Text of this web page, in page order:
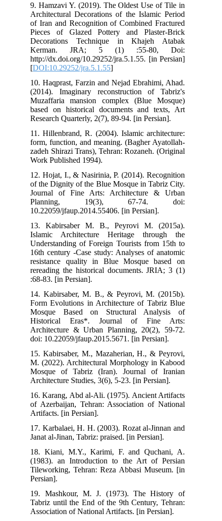
9. Hamzavi Y. (2019). The Oldest Use of Tile in
Architectural Decorations of the Islamic Period
of Iran and Recognition of Combined Fractured
Pieces of Glazed Pottery and Plaster-Brick
Decorations Technique in Khajeh Atabak
Kerman. JRA; 5 (1) :55-80, Doi:
http://dx.doi.org/10.29252/jra.5.1.55. [in Persian]
[DOI:10.29252/jra.5.1.55
10. Haqprast, Farzin and Nejad Ebrahimi, Ahad.
(2014). Imaginary reconstruction of Tabriz's
Muzaffaria mansion complex (Blue Mosque)
based on historical documents and texts, Art
Research Quarterly, 2(7), 89-94. [in Persian].
11. Hillenbrand, R. (2004). Islamic architecture:
form, function, and meaning. (Bagher Ayatollah-
zadeh Shirazi Trans), Tehran: Rozaneh. (Original
Work Published 1994).
12. Hojat, I., & Nasirinia, P. (2014). Recognition
of the Dignity of the Blue Mosque in Tabriz City.
Journal of Fine Arts: Architecture & Urban
Planning, 19(3), 67-74. doi:
10.22059/jfaup.2014.55406. [in Persian].
13. Kabirsaber M. B., Peyrovi M. (2015a).
Islamic Architecture Heritage through the
Understanding of Foreign Tourists from 15th to
16th century -Case study: Analyses of anatomic
resistance quality in Blue Mosque based on
rereading the historical documents. JRIA; 3 (1)
:68-83. [in Persian].
14. Kabirsaber, M. B., & Peyrovi, M. (2015b).
Form Evolutions in Architecture of Tabriz Blue
Mosque Based on Structural Analysis of
Historical Eras*. Journal of Fine Arts:
Architecture & Urban Planning, 20(2), 59-72.
doi: 10.22059/jfaup.2015.5671. [in Persian].
15. Kabirsaber, M., Mazaherian, H., & Peyrovi,
M. (2022). Architectural Morphology in Kabood
Mosque of Tabriz (Iran). Journal of Iranian
Architecture Studies, 3(6), 5-23. [in Persian].
16. Karang, Abd al-Ali. (1975). Ancient Artifacts
of Azerbaijan, Tehran: Association of National
Artifacts. [in Persian].
17. Karbalaei, H. H. (2003). Rozat al-Jinnan and
Janat al-Jinan, Tabriz: praised. [in Persian].
18. Kiani, M.Y., Karimi, F. and Quchani, A.
(1983). an Introduction to the Art of Persian
Tileworking, Tehran: Reza Abbasi Museum. [in
19. Mashkour, M. J. (1973). The History of
Tabriz until the End of the 9th Century, Tehran:
Association of National Artifacts. [in Persian].